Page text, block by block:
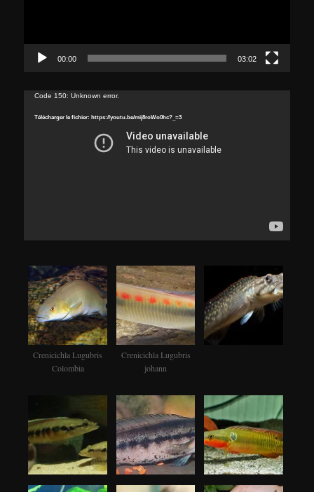
00:00 03:02
Lecteur
Code 150: Unknown error.
Télécharger le fichier: https://youtu.be/mij8roWo0hc?_=3
Crenicichla Lugubris
Colombia
Crenicichla Lugubris
johann